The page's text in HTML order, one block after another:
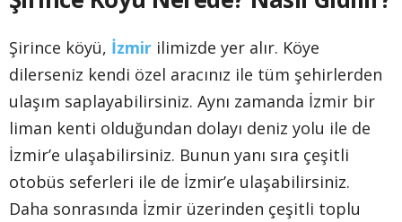
Şirince köyü, İzmir ilimizde yer alır. Köye
dilerseniz kendi özel aracınız ile tüm şehirlerden
ulaşım saplayabilirsiniz. Aynı zamanda İzmir bir
liman kenti olduğundan dolayı deniz yolu ile de
İzmir’e ulaşabilirsiniz. Bunun yanı sıra çeşitli
otobüs seferleri ile de İzmir’e ulaşabilirsiniz.
Daha sonrasında İzmir üzerinden çeşitli toplu